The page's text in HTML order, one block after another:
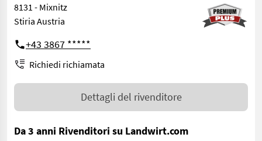
8131 - Mixnitz
Stiria Austria
+43 3867 *****
Richiedi richiamata
Dettagli del rivenditore
Da 3 anni Rivenditori su Landwirt.com